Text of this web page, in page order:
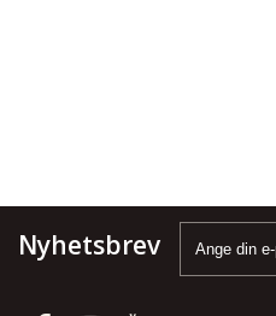
Nyhetsbrev